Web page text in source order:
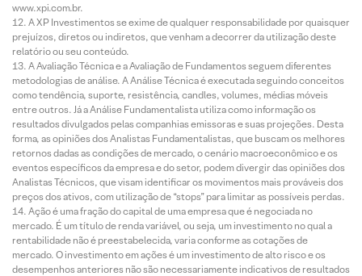
www.xpi.com.br.
A XP Investimentos se exime de qualquer responsabilidade por quaisquer
prejuízos, diretos ou indiretos, que venham a decorrer da utilização deste
relatório ou seu conteúdo.
A Avaliação Técnica e a Avaliação de Fundamentos seguem diferentes
metodologias de análise. A Análise Técnica é executada seguindo conceitos
como tendência, suporte, resistência, candles, volumes, médias móveis
entre outros. Já a Análise Fundamentalista utiliza como informação os
resultados divulgados pelas companhias emissoras e suas projeções. Desta
forma, as opiniões dos Analistas Fundamentalistas, que buscam os melhores
retornos dadas as condições de mercado, o cenário macroeconômico e os
eventos específicos da empresa e do setor, podem divergir das opiniões dos
Analistas Técnicos, que visam identificar os movimentos mais prováveis dos
preços dos ativos, com utilização de “stops” para limitar as possíveis perdas.
Ação é uma fração do capital de uma empresa que é negociada no
mercado. É um título de renda variável, ou seja, um investimento no qual a
rentabilidade não é preestabelecida, varia conforme as cotações de
mercado. O investimento em ações é um investimento de alto risco e os
desempenhos anteriores não são necessariamente indicativos de resultados